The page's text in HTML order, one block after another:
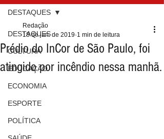
DESTAQUES
CULTURA
EDUCAÇÃO
ECONOMIA
ESPORTE
POLÍTICA
DESTAQUES
Prédio do InCor de São Paulo, foi
atingido por incêndio nessa manhã.
Redação
18 de jan. de 2019 1 min de leitura